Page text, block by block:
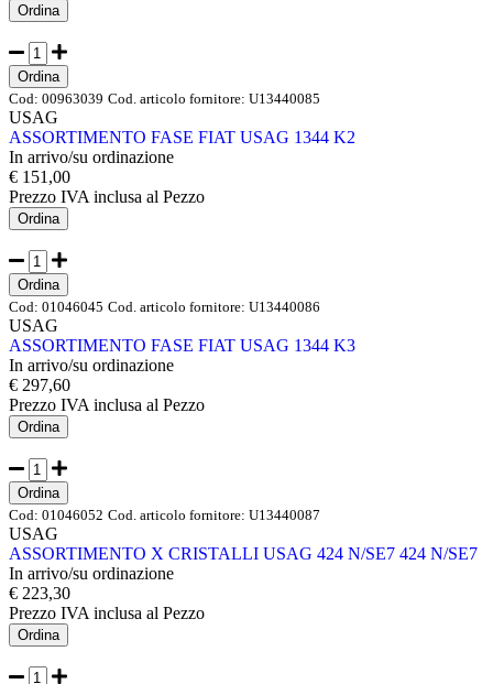
Ordina
Ordina
Cod: 00963039 Cod. articolo fornitore: U13440085
USAG
ASSORTIMENTO FASE FIAT USAG 1344 K2
In arrivo/su ordinazione
€ 151,00
Prezzo IVA inclusa al Pezzo
Ordina
Ordina
Cod: 01046045 Cod. articolo fornitore: U13440086
USAG
ASSORTIMENTO FASE FIAT USAG 1344 K3
In arrivo/su ordinazione
€ 297,60
Prezzo IVA inclusa al Pezzo
Ordina
Ordina
Cod: 01046052 Cod. articolo fornitore: U13440087
USAG
ASSORTIMENTO X CRISTALLI USAG 424 N/SE7 424 N/SE7
In arrivo/su ordinazione
€ 223,30
Prezzo IVA inclusa al Pezzo
Ordina